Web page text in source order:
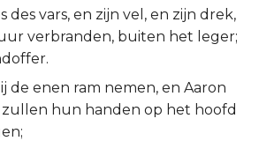
des vars, en zijn vel, en zijn drek,
verbranden, buiten het leger;
de enen ram nemen, en Aaron
hun handen op het hoofd